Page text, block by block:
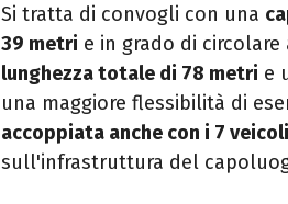
Si tratta di convogli con una
39 metri e in grado di
lunghezza totale di 78 metri e
una maggiore flessibilità di
accoppiata anche con i 7
sull'infrastruttura del